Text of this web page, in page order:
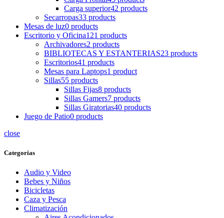
Carga superior42 products
Secarropas33 products
Mesas de luz0 products
Escritorio y Oficina121 products
Archivadores2 products
BIBLIOTECAS Y ESTANTERIAS23 products
Escritorios41 products
Mesas para Laptops1 product
Sillas55 products
Sillas Fijas8 products
Sillas Gamers7 products
Sillas Giratorias40 products
Juego de Patio0 products
close
Categorias
Audio y Video
Bebes y Niños
Bicicletas
Caza y Pesca
Climatización